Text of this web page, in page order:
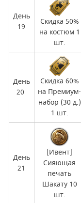
День
19
Скидка 50%
на костюм 1
шт.
День
20
Скидка 60%
на Премиум-
набор (30 д.)
1 шт.
День
21
[Ивент]
Сияющая
печать
Шакату 10
шт.